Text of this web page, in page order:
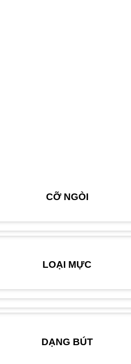
CỠ NGÒI
LOẠI MỰC
DẠNG BÚT